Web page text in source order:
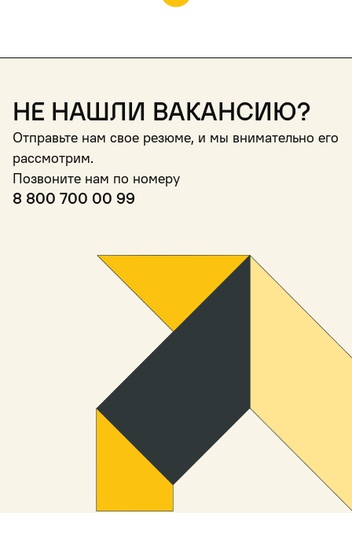
Не нашли вакансию?
Отправьте нам свое резюме, и мы внимательно его
рассмотрим.
Позвоните нам по номеру
8 800 700 00 99